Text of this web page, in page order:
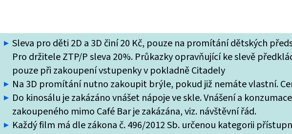
Sleva pro děti 2D a 3D činí 20 Kč, pouze na promítání dětských
Pro držitele ZTP/P sleva 20%. Průkazky opravňující ke slevě
pouze při zakoupení vstupenky v pokladně Citadely
Na 3D promítání nutno zakoupit brýle, pokud již nemáte vlastní.
Do kinosálu je zakázáno vnášet nápoje ve skle. Vnášení a
zakoupeného mimo Café Bar je zakázána, viz. návštěvní řád.
Každý film má dle zákona č. 496/2012 Sb. určenou kategorii